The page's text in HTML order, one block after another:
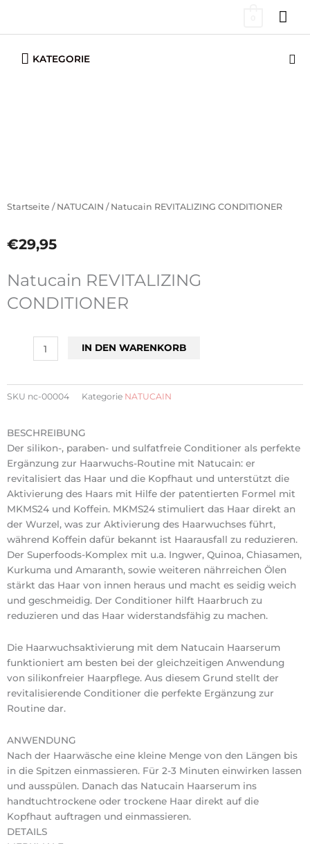
springen
KATEGORIE
Startseite / NATUCAIN / Natucain REVITALIZING CONDITIONER
€29,95
Natucain REVITALIZING
CONDITIONER
Natucain
REVITALIZING
IN DEN WARENKORB
SKU nc-00004 Kategorie NATUCAIN
BESCHREIBUNG
Der silikon-, paraben- und sulfatfreie Conditioner als perfekte
Ergänzung zur Haarwuchs-Routine mit Natucain: er
revitalisiert das Haar und die Kopfhaut und unterstützt die
Aktivierung des Haars mit Hilfe der patentierten Formel mit
MKMS24 und Koffein. MKMS24 stimuliert das Haar direkt an
der Wurzel, was zur Aktivierung des Haarwuchses führt,
während Koffein dafür bekannt ist Haarausfall zu reduzieren.
Der Superfoods-Komplex mit u.a. Ingwer, Quinoa, Chiasamen,
Kurkuma und Amaranth, sowie weiteren nährreichen Ölen
stärkt das Haar von innen heraus und macht es seidig weich
und geschmeidig. Der Conditioner hilft Haarbruch zu
reduzieren und das Haar widerstandsfähig zu machen.
Die Haarwuchsaktivierung mit dem Natucain Haarserum
funktioniert am besten bei der gleichzeitigen Anwendung
von silikonfreier Haarpflege. Aus diesem Grund stellt der
revitalisierende Conditioner die perfekte Ergänzung zur
Routine dar.
ANWENDUNG
Nach der Haarwäsche eine kleine Menge von den Längen bis
in die Spitzen einmassieren. Für 2-3 Minuten einwirken lassen
und ausspülen. Danach das Natucain Haarserum ins
handtuchtrockene oder trockene Haar direkt auf die
Kopfhaut auftragen und einmassieren.
DETAILS